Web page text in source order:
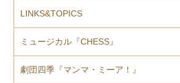
LINKS&TOPICS
ミュージカル『CHESS』
劇団四季『マンマ・ミーア！』